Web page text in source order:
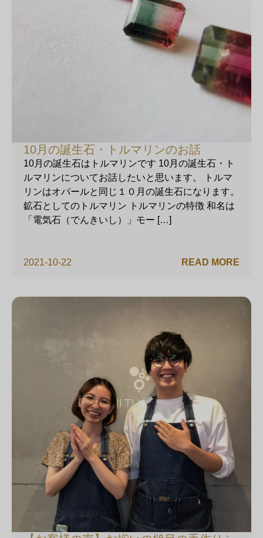
10月の誕生石・トルマリンのお話
2021-10-22
10月の誕生石はトルマリンです 10月の誕生石・ト
ルマリンについてお話したいと思います。 トルマ
リンはオパールと同じ１０月の誕生石になります。
鉱石としてのトルマリン トルマリンの特徴 和名は
「電気石（でんきいし）」モー […]
READ MORE